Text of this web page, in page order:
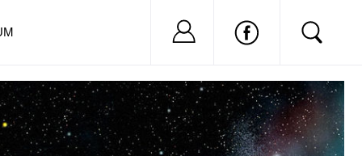
Nu ai cont?